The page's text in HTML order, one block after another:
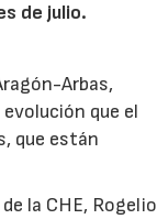
de julio.
Arbas,
que el
que están
la CHE, Rogelio